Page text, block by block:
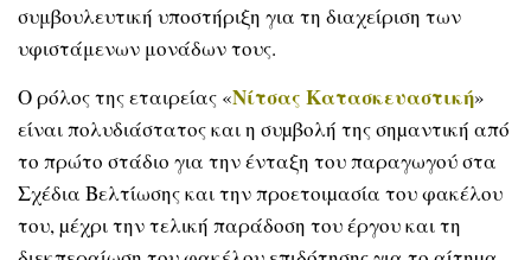
συμβουλευτική υποστήριξη για τη διαχείριση των
υφιστάμενων μονάδων τους.
Ο ρόλος της εταιρείας «Νίτσας Κατασκευαστική»
είναι πολυδιάστατος και η συµβολή της σηµαντική από
το πρώτο στάδιο για την ένταξη του παραγωγού στα
Σχέδια Βελτίωσης και την προετοιµασία του φακέλου
του, µέχρι την τελική παράδοση του έργου και τη